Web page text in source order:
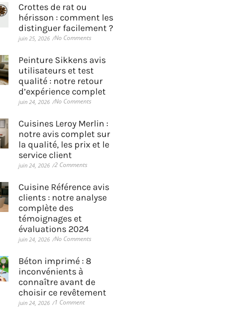
Crottes de rat ou
hérisson : comment les
distinguer facilement ?
juin 25, 2026 /No Comments
Peinture Sikkens avis
utilisateurs et test
qualité : notre retour
d’expérience complet
juin 24, 2026 /No Comments
Cuisines Leroy Merlin :
notre avis complet sur
la qualité, les prix et le
service client
juin 24, 2026 /2 Comments
Cuisine Référence avis
clients : notre analyse
complète des
témoignages et
évaluations 2024
juin 24, 2026 /No Comments
Béton imprimé : 8
inconvénients à
connaître avant de
choisir ce revêtement
juin 24, 2026 /1 Comment